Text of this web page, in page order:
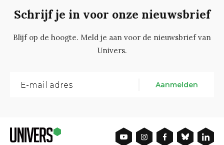
Schrijf je in voor onze nieuwsbrief
Blijf op de hoogte. Meld je aan voor de nieuwsbrief van
Univers.
Aanmelden